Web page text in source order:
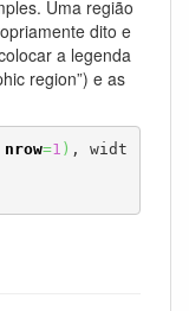
Uma região
dito e
a legenda
region”) e as
nrow=1 ) , widt